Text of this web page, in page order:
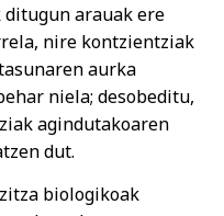
arauak ere
nire kontzientziak
aurka
niela; desobeditu,
agindutakoaren
dut.
biologikoak